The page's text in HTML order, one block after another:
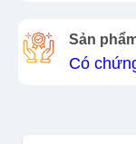
Sản
Có